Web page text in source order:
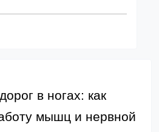
в ногах: как
мышц и нервной